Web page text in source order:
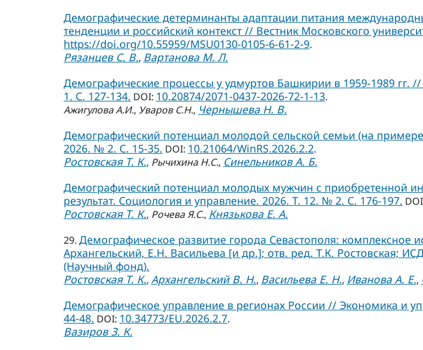
Демографические детерминанты адаптации питания
тенденции и российский контекст // Вестник Московского
https://doi.org/10.55959/MSU0130-0105-6-61-2-9.
Рязанцев С. В., Вартанова М. Л.
Демографические процессы у удмуртов Башкирии в 1959-1989 гг.
1. С. 127-134. DOI: 10.20874/2071-0437-2026-72-1-13.
Ажигулова А.И., Уваров С.Н., Чернышева Н. В.
Демографический потенциал молодой сельской семьи (на
2026. № 2. С. 15-35. DOI: 10.21064/WinRS.2026.2.2.
Ростовская Т. К., Рычихина Н.С., Синельников А. Б.
Демографический потенциал молодых мужчин с приобретенной
результат. Социология и управление. 2026. Т. 12. № 2. С. 176-197.
Ростовская Т. К., Рочева Я.С., Князькова Е. А.
29. Демографическое развитие города Севастополя: комплексное
Архангельский, Е.Н. Васильева [и др.]; отв. ред. Т.К. Ростовская;
(Научный фонд).
Ростовская Т. К., Архангельский В. Н., Васильева Е. Н., Иванова А. Е.,
Демографическое управление в регионах России // Экономика и
44-48. DOI: 10.34773/EU.2026.2.7.
Вазиров З. К.